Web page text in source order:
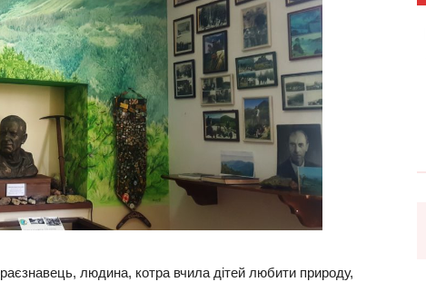
людина, котра вчила дітей любити природу,